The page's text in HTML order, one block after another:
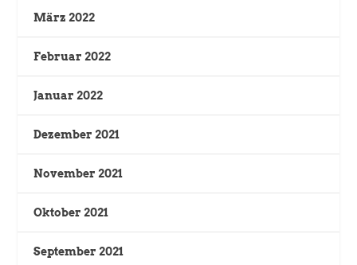
März 2022
Februar 2022
Januar 2022
Dezember 2021
November 2021
Oktober 2021
September 2021